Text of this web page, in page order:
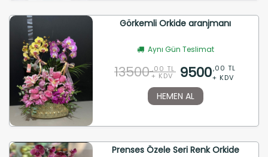
Görkemli Orkide aranjmanı
Aynı Gün Teslimat
13500 ,00 TL
+ KDV 9500,00 TL
+ KDV
HEMEN AL
Prenses Özele Seri Renk Orkide